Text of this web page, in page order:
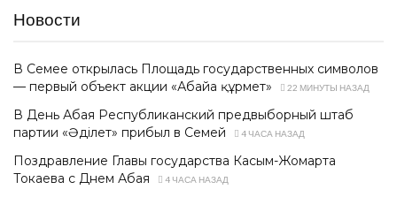
Новости
В Семее открылась Площадь государственных символов
— первый объект акции «Абайға құрмет»
22 МИНУТЫ НАЗАД
В День Абая Республиканский предвыборный штаб
партии «Әділет» прибыл в Семей
4 ЧАСА НАЗАД
Поздравление Главы государства Касым-Жомарта
Токаева с Днем Абая
4 ЧАСА НАЗАД